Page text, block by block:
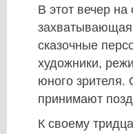
В этот вечер на
захватывающая
сказочные
художники,
юного зрителя.
принимают
К своему